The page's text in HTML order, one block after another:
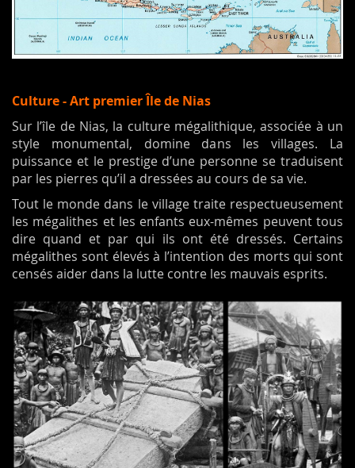
Culture - Art premier Île de Nias
Sur l’île de Nias, la culture mégalithique, associée à un
style monumental, domine dans les villages. La
puissance et le prestige d’une personne se traduisent
par les pierres qu’il a dressées au cours de sa vie.
Tout le monde dans le village traite respectueusement
les mégalithes et les enfants eux-mêmes peuvent tous
dire quand et par qui ils ont été dressés. Certains
mégalithes sont élevés à l’intention des morts qui sont
censés aider dans la lutte contre les mauvais esprits.